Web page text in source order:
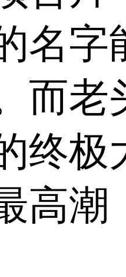
名字
而老
终极
高潮